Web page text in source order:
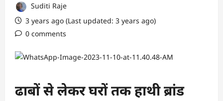
Suditi Raje
3 years ago (Last updated: 3 years ago)
0 comments
ढाबों से लेकर घरों तक हाथी ब्रांड